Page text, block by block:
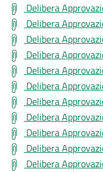
Delibera
Delibera
Delibera
Delibera
Delibera
Delibera
Delibera
Delibera
Delibera
Delibera
Delibera